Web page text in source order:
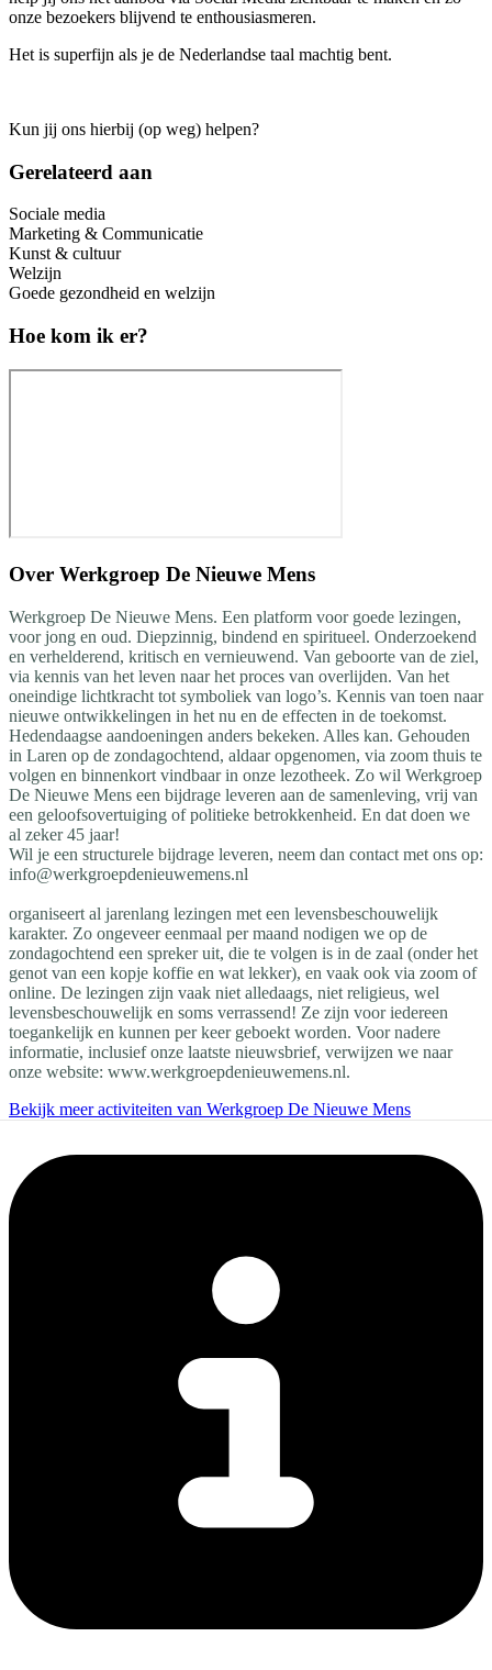
onze bezoekers blijvend te enthousiasmeren.
Het is superfijn als je de Nederlandse taal machtig bent.
Kun jij ons hierbij (op weg) helpen?
Gerelateerd aan
Sociale media
Marketing & Communicatie
Kunst & cultuur
Welzijn
Goede gezondheid en welzijn
Hoe kom ik er?
Over Werkgroep De Nieuwe Mens
Werkgroep De Nieuwe Mens. Een platform voor goede lezingen,
voor jong en oud. Diepzinnig, bindend en spiritueel. Onderzoekend
en verhelderend, kritisch en vernieuwend. Van geboorte van de ziel,
via kennis van het leven naar het proces van overlijden. Van het
oneindige lichtkracht tot symboliek van logo’s. Kennis van toen naar
nieuwe ontwikkelingen in het nu en de effecten in de toekomst.
Hedendaagse aandoeningen anders bekeken. Alles kan. Gehouden
in Laren op de zondagochtend, aldaar opgenomen, via zoom thuis te
volgen en binnenkort vindbaar in onze lezotheek. Zo wil Werkgroep
De Nieuwe Mens een bijdrage leveren aan de samenleving, vrij van
een geloofsovertuiging of politieke betrokkenheid. En dat doen we
al zeker 45 jaar!
Wil je een structurele bijdrage leveren, neem dan contact met ons op:
info@werkgroepdenieuwemens.nl
organiseert al jarenlang lezingen met een levensbeschouwelijk
karakter. Zo ongeveer eenmaal per maand nodigen we op de
zondagochtend een spreker uit, die te volgen is in de zaal (onder het
genot van een kopje koffie en wat lekker), en vaak ook via zoom of
online. De lezingen zijn vaak niet alledaags, niet religieus, wel
levensbeschouwelijk en soms verrassend! Ze zijn voor iedereen
toegankelijk en kunnen per keer geboekt worden. Voor nadere
informatie, inclusief onze laatste nieuwsbrief, verwijzen we naar
onze website: www.werkgroepdenieuwemens.nl.
Bekijk meer activiteiten van Werkgroep De Nieuwe Mens